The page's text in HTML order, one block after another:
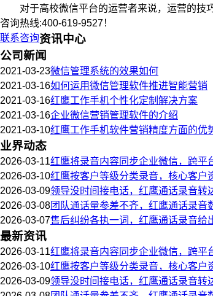
对于高校微信平台的运营者来说，运营的技巧
咨询热线:400-619-9527！
联系咨询资讯中心
公司新闻
2021-03-23微信管理系统的效果如何
2021-03-16如何运用微信管理软件推进智能营销
2021-03-16红鹰工作手机个性化定制解决方案
2021-03-16企业微信营销管理软件的介绍
2021-03-10红鹰工作手机软件营销精度方面的优
业界动态
2026-03-11红鹰将录音内容同步企业微信，跨平
2026-03-10红鹰按客户等级分类录音，核心客户
2026-03-09领导没时间接电话，红鹰通话录音转
2026-03-08团队通话量参差不齐，红鹰通话录音
2026-03-07售后纠纷各执一词，红鹰通话录音给
最新资讯
2026-03-11红鹰将录音内容同步企业微信，跨平
2026-03-10红鹰按客户等级分类录音，核心客户
2026-03-09领导没时间接电话，红鹰通话录音转